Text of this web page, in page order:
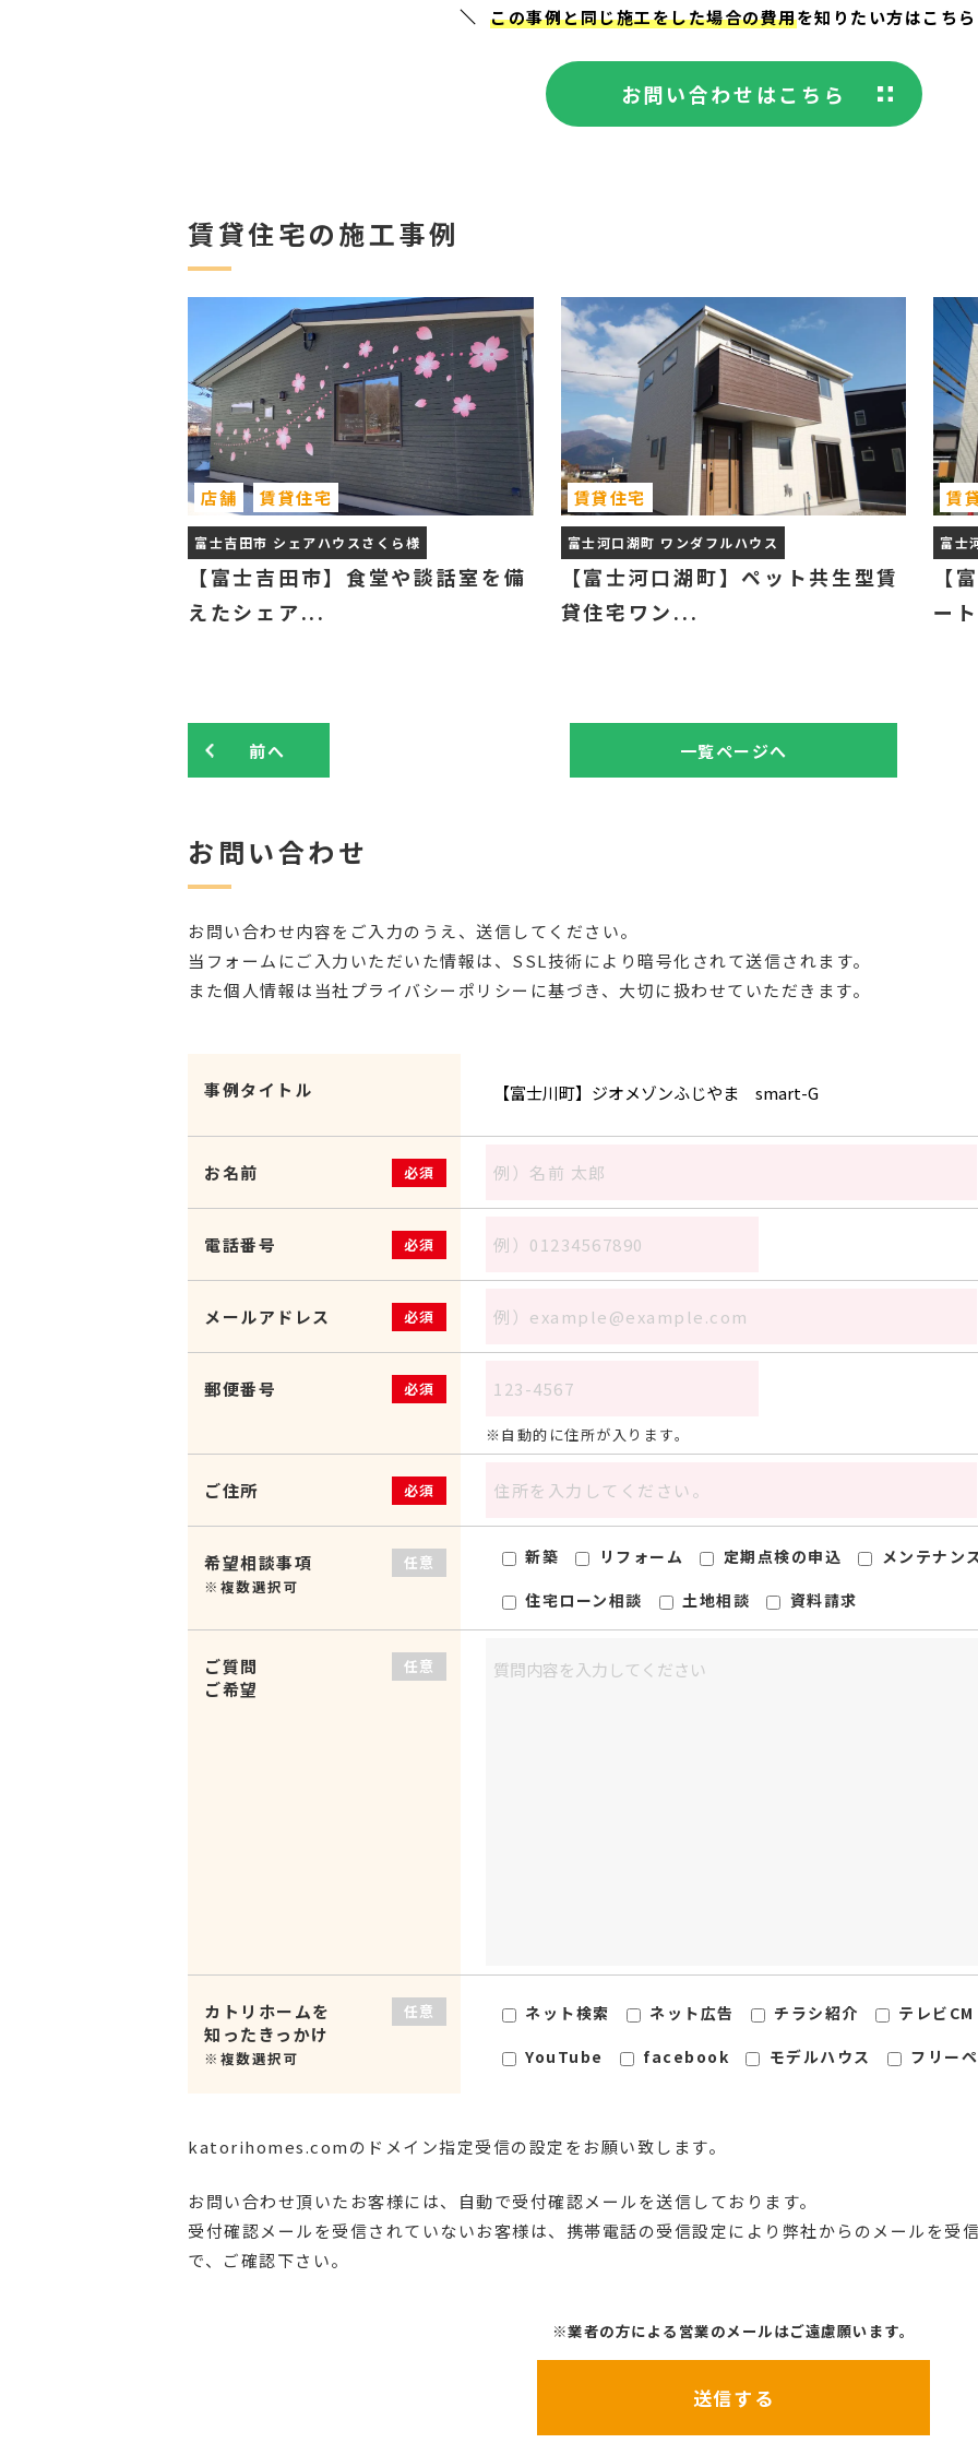
この事例と同じ施工をした場合の費用を知りたい方はこちら
お問い合わせはこちら
賃貸住宅の施工事例
富士吉田市 シェアハウスさくら様
【富士吉田市】食堂や談話室を備
えたシェア...
店舗 賃貸住宅
富士河口湖町 ワンダフルハウス
【富士河口湖町】ペット共生型賃
貸住宅ワン...
賃貸住宅
富士
【
ー
賃
前へ 一覧ページへ
お問い合わせ
お問い合わせ内容をご入力のうえ、送信してください。
当フォームにご入力いただいた情報は、SSL技術により暗号化されて送信されます。
また個人情報は当社プライバシーポリシーに基づき、大切に扱わせていただきます。
事例タイトル
お名前 必須
電話番号 必須
メールアドレス 必須
郵便番号 必須
自動的に住所が入ります。
ご住所 必須
希望相談事項
※複数選択可
任意 新築 リフォーム 定期点検の申込
メンテナン
住宅ローン相談
土地相談 資料請求
ご質問
ご希望
任意
カトリホームを
知ったきっかけ
※複数選択可
任意 ネット検索 ネット広告 チラシ紹介
テレビCM
YouTube
facebook モデルハウス フリー
katorihomes.comのドメイン指定受信の設定をお願い致します。
お問い合わせ頂いたお客様には、自動で受付確認メールを送信しております。
受付確認メールを受信されていないお客様は、携帯電話の受信設定により弊社からのメールを受
で、ご確認下さい。
※業者の方による営業のメールはご遠慮願います。